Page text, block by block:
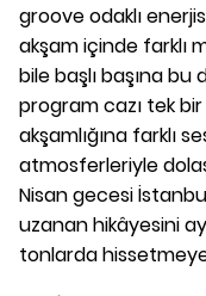
groove odaklı
akşam içinde farklı
bile başlı başına
program cazı tek bir
akşamlığına farklı
atmosferleriyle
Nisan gecesi
uzanan hikâyesini
tonlarda